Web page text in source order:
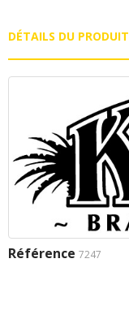
DÉTAILS DU PRODUIT
Référence 7247